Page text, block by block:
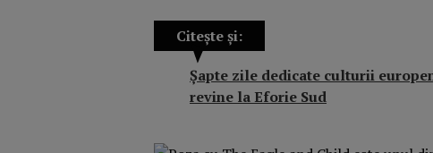
Citește și:
Șapte zile dedicate culturii
revine la Eforie Sud